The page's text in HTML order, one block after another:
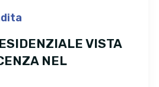
VISTA
NEL